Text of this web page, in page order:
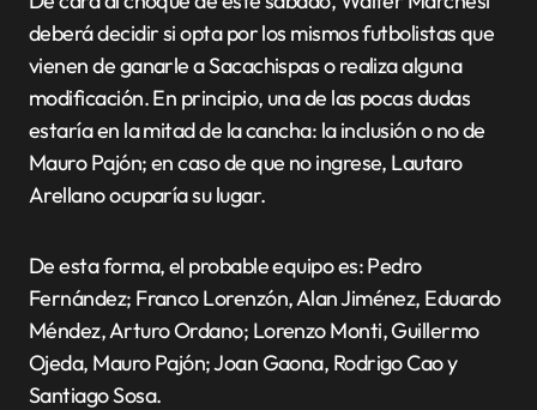
deberá decidir si opta por los mismos futbolistas que
vienen de ganarle a Sacachispas o realiza alguna
modificación. En principio, una de las pocas dudas
estaría en la mitad de la cancha: la inclusión o no de
Mauro Pajón; en caso de que no ingrese, Lautaro
Arellano ocuparía su lugar.
De esta forma, el probable equipo es: Pedro
Fernández; Franco Lorenzón, Alan Jiménez, Eduardo
Méndez, Arturo Ordano; Lorenzo Monti, Guillermo
Ojeda, Mauro Pajón; Joan Gaona, Rodrigo Cao y
Santiago Sosa.